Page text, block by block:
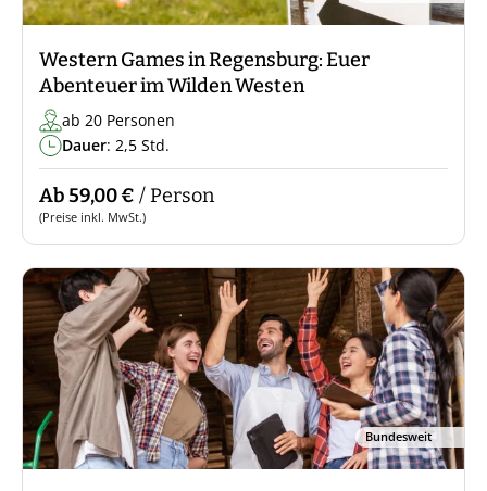
Western Games in Regensburg: Euer
Abenteuer im Wilden Westen
ab 20 Personen
Dauer: 2,5 Std.
Ab 59,00 € / Person
(Preise inkl. MwSt.)
Bundesweit